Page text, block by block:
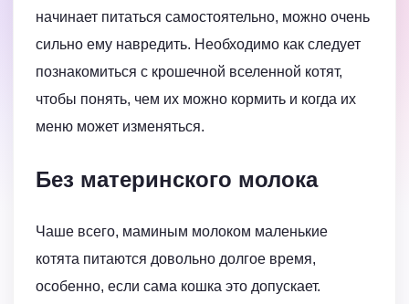
начинает питаться самостоятельно, можно очень
сильно ему навредить. Необходимо как следует
познакомиться с крошечной вселенной котят,
чтобы понять, чем их можно кормить и когда их
меню может изменяться.
Без материнского молока
Чаше всего, маминым молоком маленькие
котята питаются довольно долгое время,
особенно, если сама кошка это допускает.